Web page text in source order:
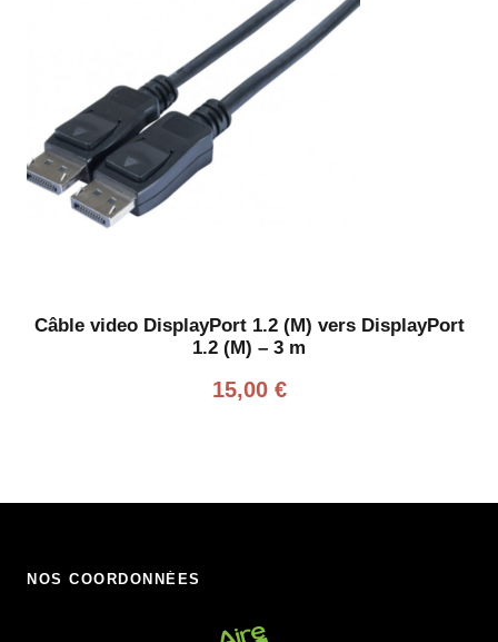
Câble video DisplayPort 1.2 (M) vers DisplayPort
1.2 (M) – 3 m
15,00 €
NOS COORDONNÉES